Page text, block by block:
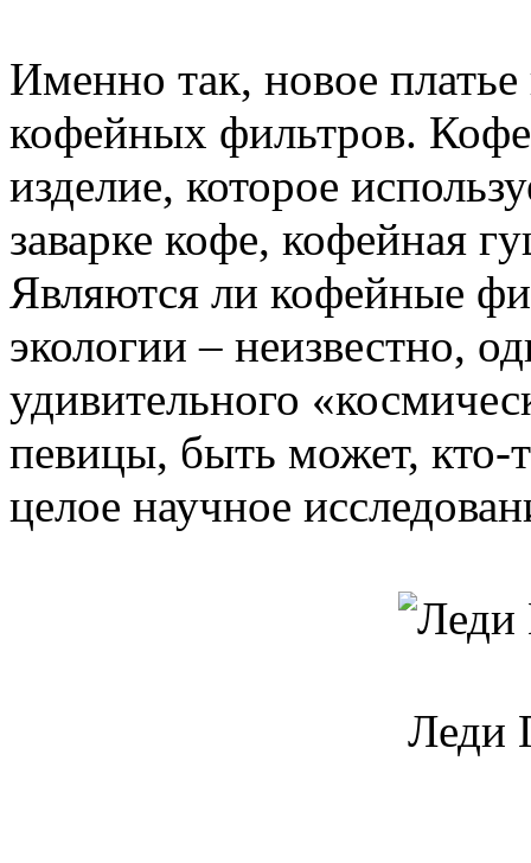
Именно так, новое
кофейных фильтров.
изделие, которое
заварке кофе, кофейная
Являются ли кофейные
экологии – неизвестно,
удивительного
певицы, быть может, кто-
целое научное
Леди